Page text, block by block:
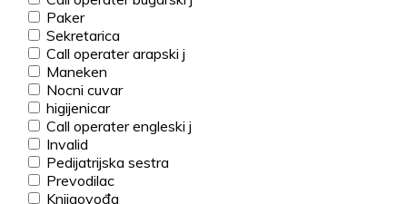
Paker
Sekretarica
Call operater arapski j
Maneken
Nocni cuvar
higijenicar
Call operater engleski j
Invalid
Pedijatrijska sestra
Prevodilac
Knjigovođa